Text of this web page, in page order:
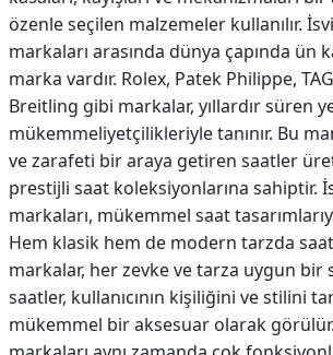
özenle seçilen malzemeler kullanılır.
markaları arasında dünya çapında ün
marka vardır. Rolex, Patek Philippe,
Breitling gibi markalar, yıllardır süren
mükemmeliyetçilikleriyle tanınır. Bu
ve zarafeti bir araya getiren saatler
prestijli saat koleksiyonlarına sahiptir.
markaları, mükemmel saat
Hem klasik hem de modern tarzda
markalar, her zevke ve tarza uygun bir
saatler, kullanıcının kişiliğini ve stilini
mükemmel bir aksesuar olarak